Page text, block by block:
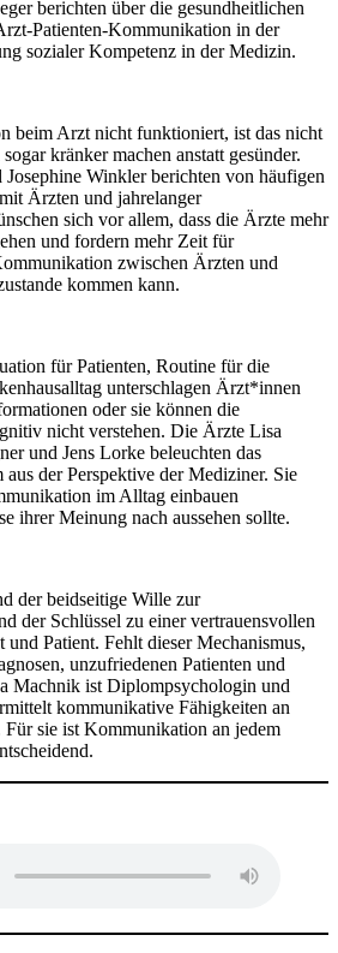
berichten über die gesundheitlichen
Patienten-Kommunikation in der
sozialer Kompetenz in der Medizin.
beim Arzt nicht funktioniert, ist das nicht
kränker machen anstatt gesünder.
Winkler berichten von häufigen
Ärzten und jahrelanger
sich vor allem, dass die Ärzte mehr
und fordern mehr Zeit für
zwischen Ärzten und
kommen kann.
für Patienten, Routine für die
unterschlagen Ärzt*innen
oder sie können die
nicht verstehen. Die Ärzte Lisa
und Jens Lorke beleuchten das
der Perspektive der Mediziner. Sie
im Alltag einbauen
ihrer Meinung nach aussehen sollte.
der beidseitige Wille zur
der Schlüssel zu einer vertrauensvollen
Patient. Fehlt dieser Mechanismus,
unzufriedenen Patienten und
Machnik ist Diplompsychologin und
kommunikative Fähigkeiten an
sie ist Kommunikation an jedem